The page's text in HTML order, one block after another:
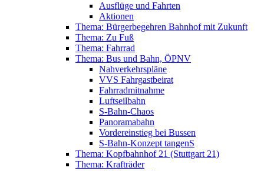
Ausflüge und Fahrten
Aktionen
Thema: Bürgerbegehren Bahnhof mit Zukunft
Thema: Zu Fuß
Thema: Fahrrad
Thema: Bus und Bahn, ÖPNV
Nahverkehrspläne
VVS Fahrgastbeirat
Fahrradmitnahme
Luftseilbahn
S-Bahn-Chaos
Panoramabahn
Vordereinstieg bei Bussen
S-Bahn-Konzept tangenS
Thema: Kopfbahnhof 21 (Stuttgart 21)
Thema: Krafträder